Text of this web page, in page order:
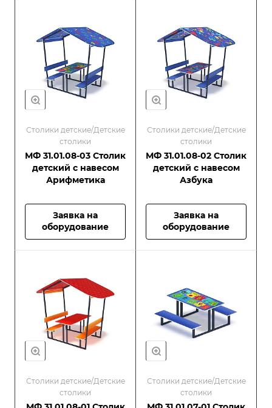
Столики детские/Детские
столики
МФ 31.01.08-03 Столик
детский с навесом
Арифметика
Заявка на
оборудование
Столики детские/Детские
столики
МФ 31.01.08-02 Столик
детский с навесом
Азбука
Заявка на
оборудование
Столики детские/Детские
столики
Столики детские/Детские
столики